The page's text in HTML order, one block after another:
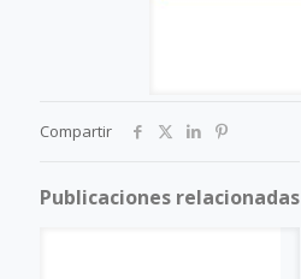
Compartir
Publicaciones relacionadas